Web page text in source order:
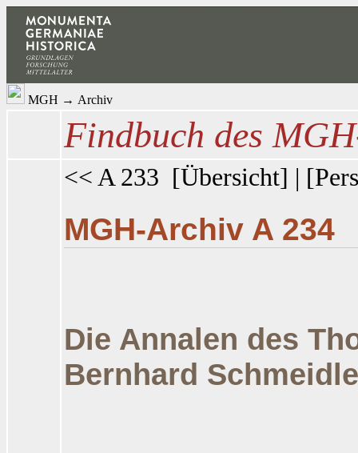
MGH → Archiv
Findbuch des
<< A 233 [Übersicht] | [
MGH-Archiv A 234
Die Annalen des
Bernhard